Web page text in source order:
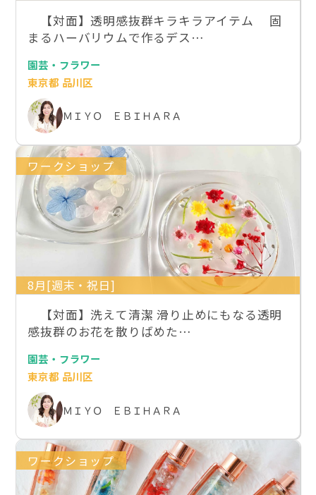
【対面】透明感抜群キラキラアイテム 固
まるハーバリウムで作るデス…
園芸・フラワー
東京都 品川区
ＭＩＹＯ ＥＢＩＨＡＲＡ
ワークショップ
8月[週末・祝日]
【対面】洗えて清潔 滑り止めにもなる透明
感抜群のお花を散りばめた…
園芸・フラワー
東京都 品川区
ＭＩＹＯ ＥＢＩＨＡＲＡ
ワークショップ